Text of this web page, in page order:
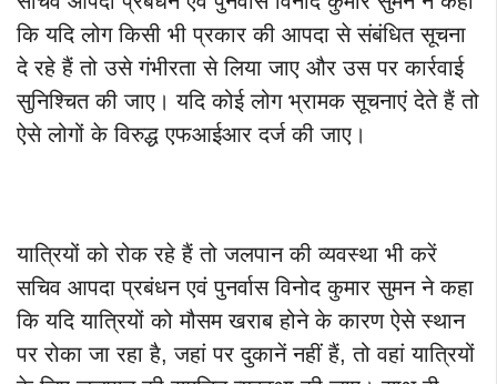
कि यदि लोग किसी भी प्रकार की आपदा से संबंधित सूचना
दे रहे हैं तो उसे गंभीरता से लिया जाए और उस पर कार्रवाई
सुनिश्चित की जाए। यदि कोई लोग भ्रामक सूचनाएं देते हैं तो
ऐसे लोगों के विरुद्ध एफआईआर दर्ज की जाए।
यात्रियों को रोक रहे हैं तो जलपान की व्यवस्था भी करें
सचिव आपदा प्रबंधन एवं पुनर्वास विनोद कुमार सुमन ने कहा
कि यदि यात्रियों को मौसम खराब होने के कारण ऐसे स्थान
पर रोका जा रहा है, जहां पर दुकानें नहीं हैं, तो वहां यात्रियों